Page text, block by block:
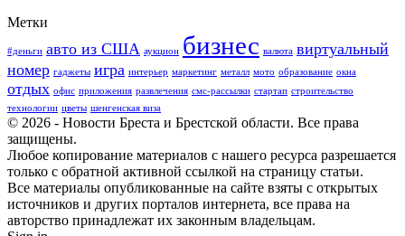
Метки
#деньги авто из США аукцион бизнес валюта виртуальный
номер гаджеты игра интерьер маркетинг металл мото образование окна
отдых офис приложения развлечения смс-рассылки стартап строительство
технологии цветы шенгенская виза
© 2026 - Новости Бреста и Брестской области. Все права
защищены.
Любое копирование материалов с нашего ресурса разрешается
только с обратной активной ссылкой на страницу статьи.
Все материалы опубликованные на сайте взяты с открытых
источников и других порталов интернета, все права на
авторство принадлежат их законным владельцам.